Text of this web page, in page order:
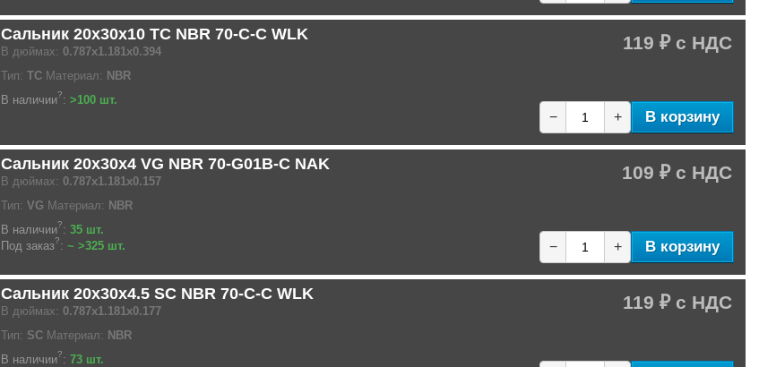
Сальник 20x30x10 TC NBR 70-C-C WLK
В дюймах: 0.787x1.181x0.394
Тип: TC Материал: NBR
В наличии?: >100 шт.
119 ₽
− + В корзину
Сальник 20x30x4 VG NBR 70-G01B-C NAK
В дюймах: 0.787x1.181x0.157
Тип: VG Материал: NBR
В наличии?: 35 шт.
Под заказ?: ~ >325 шт.
109 ₽
− + В корзину
Сальник 20x30x4.5 SC NBR 70-C-C WLK
В дюймах: 0.787x1.181x0.177
Тип: SC Материал: NBR
В наличии?: 73 шт.
119 ₽